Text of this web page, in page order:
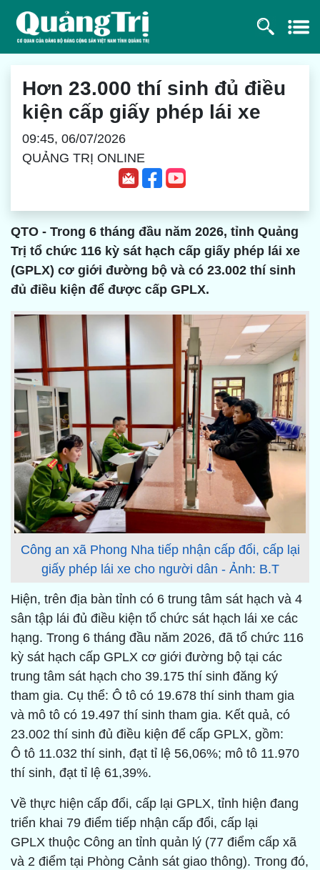
Hơn 23.000 thí sinh đủ điều
kiện cấp giấy phép lái xe
09:45, 06/07/2026
QUẢNG TRỊ ONLINE
QTO - Trong 6 tháng đầu năm 2026, tỉnh Quảng
Trị tổ chức 116 kỳ sát hạch cấp giấy phép lái xe
(GPLX) cơ giới đường bộ và có 23.002 thí sinh
đủ điều kiện để được cấp GPLX.
Công an xã Phong Nha tiếp nhận cấp đổi, cấp lại
giấy phép lái xe cho người dân - Ảnh: B.T
Hiện, trên địa bàn tỉnh có 6 trung tâm sát hạch và 4
sân tập lái đủ điều kiện tổ chức sát hạch lái xe các
hạng. Trong 6 tháng đầu năm 2026, đã tổ chức 116
kỳ sát hạch cấp GPLX cơ giới đường bộ tại các
trung tâm sát hạch cho 39.175 thí sinh đăng ký
tham gia. Cụ thể: Ô tô có 19.678 thí sinh tham gia
và mô tô có 19.497 thí sinh tham gia. Kết quả, có
23.002 thí sinh đủ điều kiện để cấp GPLX, gồm:
Ô tô 11.032 thí sinh, đạt tỉ lệ 56,06%; mô tô 11.970
thí sinh, đạt tỉ lệ 61,39%.
Về thực hiện cấp đổi, cấp lại GPLX, tỉnh hiện đang
triển khai 79 điểm tiếp nhận cấp đổi, cấp lại
GPLX thuộc Công an tỉnh quản lý (77 điểm cấp xã
và 2 điểm tại Phòng Cảnh sát giao thông). Trong đó,